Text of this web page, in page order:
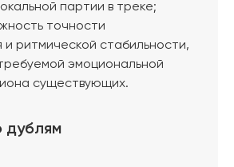
партии в треке;
точности
и ритмической стабильности,
эмоциональной
существующих.
дублям